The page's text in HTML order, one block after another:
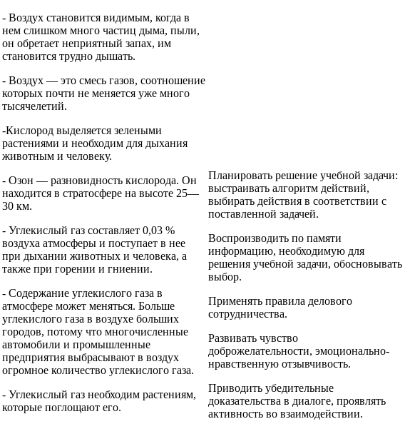
- Воздух становится видимым, когда в
нем слишком много частиц дыма, пыли,
он обретает неприятный запах, им
становится трудно дышать.
- Воздух — это смесь газов, соотношение
которых почти не меняется уже много
тысячелетий.
-Кислород выделяется зелеными
растениями и необходим для дыхания
животным и человеку.
- Озон — разновидность кислорода. Он
находится в стратосфере на высоте 25—
30 км.
- Углекислый газ составляет 0,03 %
воздуха атмосферы и поступает в нее
при дыхании животных и человека, а
также при горении и гниении.
- Содержание углекислого газа в
атмосфере может меняться. Больше
углекислого газа в воздухе больших
городов, потому что многочисленные
автомобили и промышленные
предприятия выбрасывают в воздух
огромное количество углекислого газа.
- Углекислый газ необходим растениям,
которые поглощают его.
Планировать решение учебной задачи:
выстраивать алгоритм действий,
выбирать действия в соответствии с
поставленной задачей.
Воспроизводить по памяти
информацию, необходимую для
решения учебной задачи, обосновывать
выбор.
Применять правила делового
сотрудничества.
Развивать чувство
доброжелательности, эмоционально-
нравственную отзывчивость.
Приводить убедительные
доказательства в диалоге, проявлять
активность во взаимодействии.